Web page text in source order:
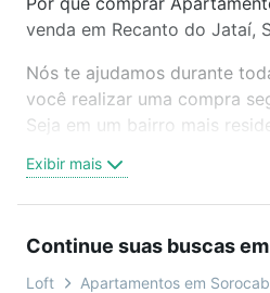
venda em Recanto do Jataí,
Nós te ajudamos durante
você realizar uma compra
Seja em um bairro mais
oferta ideal de Apartamentos
em Recanto do Jataí,
videochamada, é grátis, sem
ainda conta com mais de 46
Exibir mais
Continue suas buscas
Loft Apartamentos em